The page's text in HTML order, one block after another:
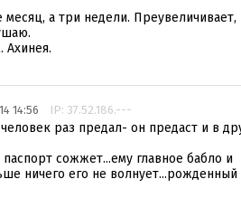
а три недели. Преувеличивает,
Ахинея.
14:56 IP: 37.52.186.---
раз предал- он предаст и в
сожжет...ему главное бабло и
ничего его не волнует...рожденный